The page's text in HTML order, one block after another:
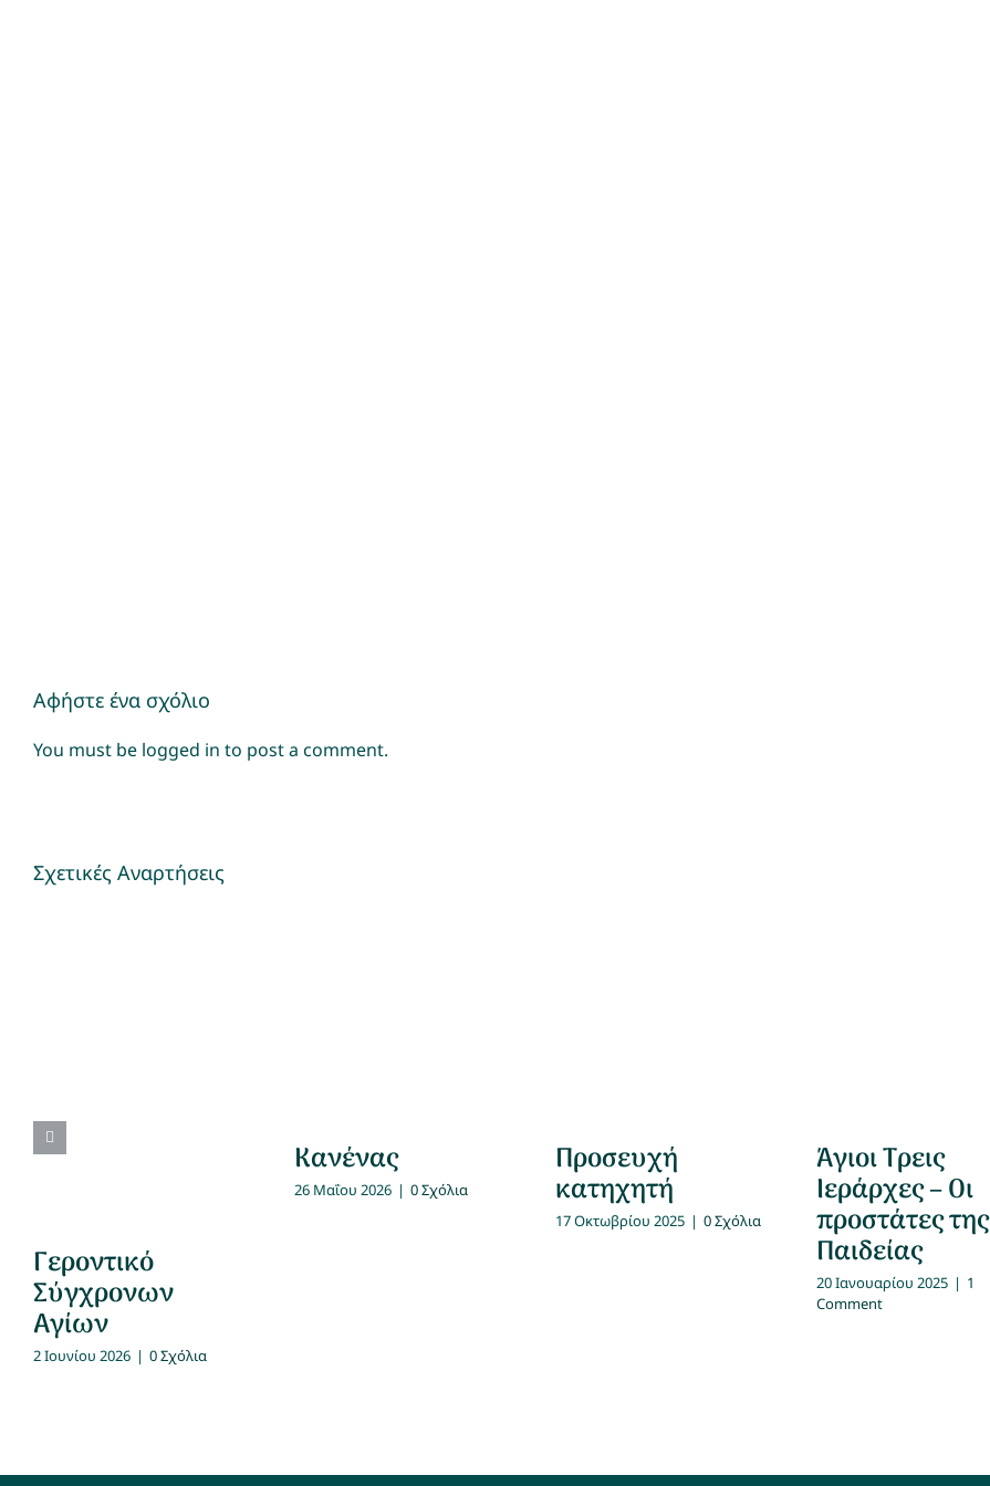
Αφήστε ένα σχόλιο
You must be logged in to post a comment.
Σχετικές Αναρτήσεις
Γεροντικό
Σύγχρονων
Αγίων
2 Ιουνίου 2026 | 0 Σχόλια
Κανένας
26 Μαΐου 2026 | 0 Σχόλια
Προσευχή
κατηχητή
17 Οκτωβρίου 2025 | 0 Σχόλια
Άγιοι Τρεις
Ιεράρχες – Οι
προστάτες της
Παιδείας
20 Ιανουαρίου 2025 | 1
Comment